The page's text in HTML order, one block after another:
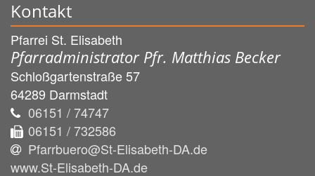
Kontakt
Pfarrei St. Elisabeth
Pfarradministrator Pfr. Matthias Becker
Schloßgartenstraße 57
64289 Darmstadt
06151 / 74747
06151 / 732586
Pfarrbuero@St-Elisabeth-DA.de
www.St-Elisabeth-DA.de